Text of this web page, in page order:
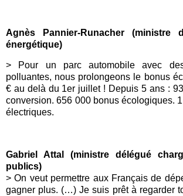
Agnès Pannier-Runacher (ministre
énergétique)
>
Pour un parc automobile avec
polluantes, nous prolongeons le bonus
€ au delà du 1er juillet ! Depuis 5 ans :
conversion. 656 000 bonus écologiques.
électriques.
Gabriel Attal (ministre délégué
publics)
> On veut permettre aux Français de
gagner plus. (…) Je suis prêt à regarder